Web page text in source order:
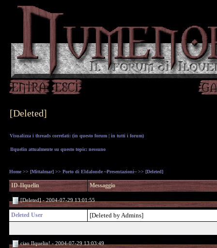
[Deleted]
Visualizza i threads correlati: (in questo forum | in tutti i forum)
Ilquelin attualmente su questo topic: nessuno
Home >> [Mittalmar] >> Porto di Eldalonde ~Presentazioni~ >> [Deleted]
ID-Ilquelin Messaggio
[Deleted] - 2004-07-29 13:01:55
Deleted User [Deleted by Admins]
ciao Ilquelin! - 2004-07-29 13:03:49